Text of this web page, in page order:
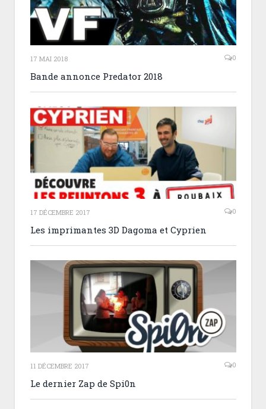
17 MAI 2018 0
Bande annonce Predator 2018
17 DÉCEMBRE 2017 0
Les imprimantes 3D Dagoma et Cyprien
11 DÉCEMBRE 2017 0
Le dernier Zap de Spi0n